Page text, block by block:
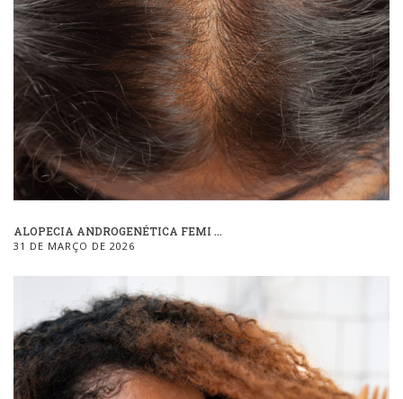
ALOPECIA ANDROGENÉTICA FEMI ...
31 DE MARÇO DE 2026